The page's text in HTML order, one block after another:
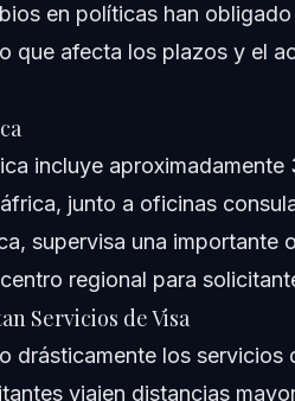
visa se retrasa por cierres de
Visas en Embajadas
en políticas han
que afecta los plazos y el
incluye
junto a oficinas
supervisa una importante
regional para
Servicios de Visa
drásticamente los servicios
viajen distancias